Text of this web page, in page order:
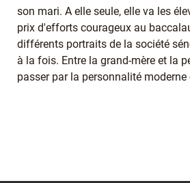
son mari. A elle seule, elle va les
prix d'efforts courageux au
différents portraits de la société
à la fois. Entre la grand-mère et la
passer par la personnalité moderne